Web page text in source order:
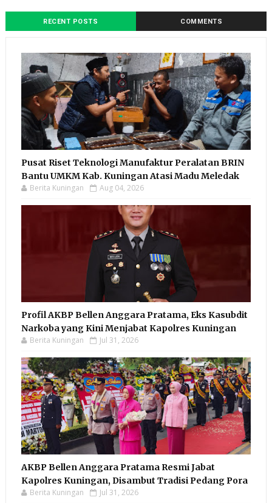
RECENT POSTS COMMENTS
Pusat Riset Teknologi Manufaktur Peralatan BRIN
Bantu UMKM Kab. Kuningan Atasi Madu Meledak
Berita Kuningan Aug 04, 2026
Profil AKBP Bellen Anggara Pratama, Eks Kasubdit
Narkoba yang Kini Menjabat Kapolres Kuningan
Berita Kuningan Jul 31, 2026
AKBP Bellen Anggara Pratama Resmi Jabat
Kapolres Kuningan, Disambut Tradisi Pedang Pora
Berita Kuningan Jul 31, 2026